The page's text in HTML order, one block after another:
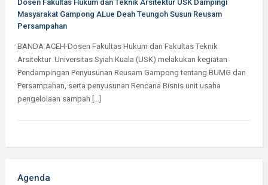
Dosen Fakultas Hukum dan Teknik Arsitektur USK Dampingi
Masyarakat Gampong ALue Deah Teungoh Susun Reusam
Persampahan
BANDA ACEH-Dosen Fakultas Hukum dan Fakultas Teknik
Arsitektur Universitas Syiah Kuala (USK) melakukan kegiatan
Pendampingan Penyusunan Reusam Gampong tentang BUMG dan
Persampahan, serta penyusunan Rencana Bisnis unit usaha
pengelolaan sampah […]
Agenda